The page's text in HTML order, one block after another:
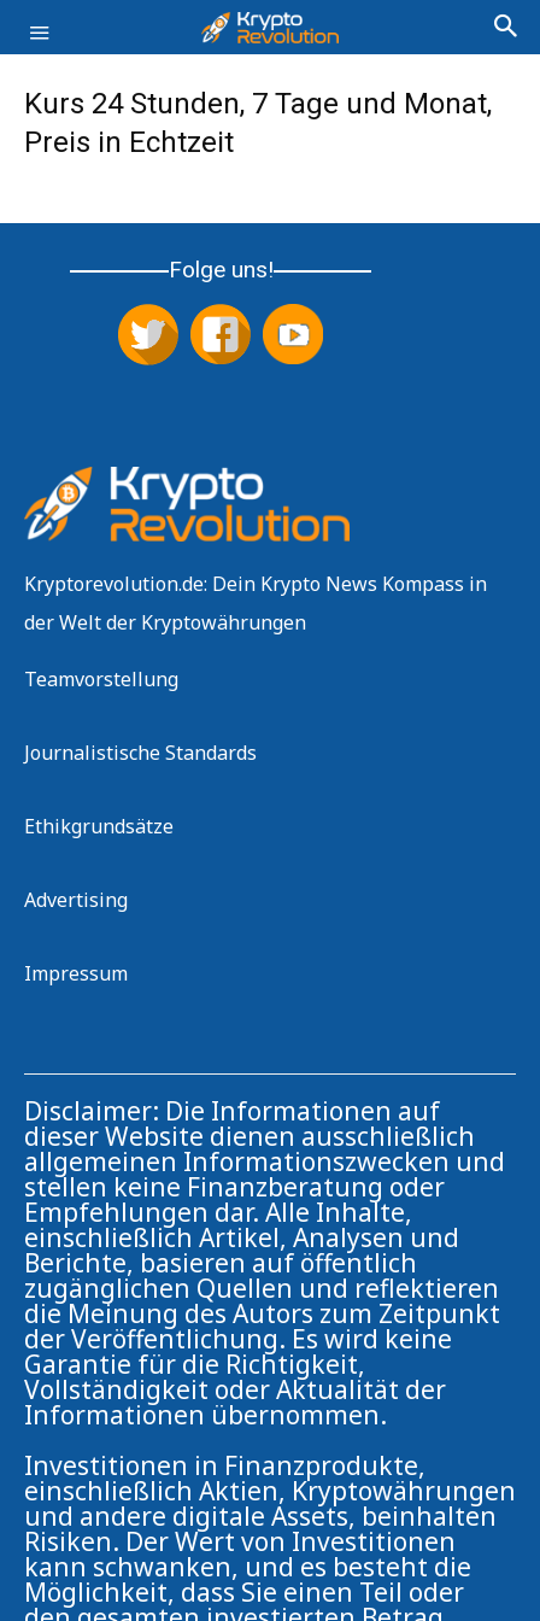
Kurs 24 Stunden, 7 Tage und Monat,
Preis in Echtzeit
Folge uns!
Kryptorevolution.de: Dein Krypto News Kompass in
der Welt der Kryptowährungen
Teamvorstellung
Journalistische Standards
Ethikgrundsätze
Advertising
Impressum
Disclaimer: Die Informationen auf
dieser Website dienen ausschließlich
allgemeinen Informationszwecken und
stellen keine Finanzberatung oder
Empfehlungen dar. Alle Inhalte,
einschließlich Artikel, Analysen und
Berichte, basieren auf öffentlich
zugänglichen Quellen und reflektieren
die Meinung des Autors zum Zeitpunkt
der Veröffentlichung. Es wird keine
Garantie für die Richtigkeit,
Vollständigkeit oder Aktualität der
Informationen übernommen.
Investitionen in Finanzprodukte,
einschließlich Aktien, Kryptowährungen
und andere digitale Assets, beinhalten
Risiken. Der Wert von Investitionen
kann schwanken, und es besteht die
Möglichkeit, dass Sie einen Teil oder